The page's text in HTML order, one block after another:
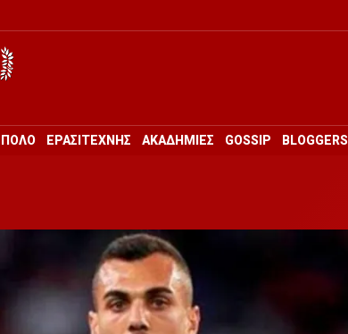
ΠΟΛΟ ΕΡΑΣΙΤΕΧΝΗΣ ΑΚΑΔΗΜΙΕΣ GOSSIP BLOGGERS